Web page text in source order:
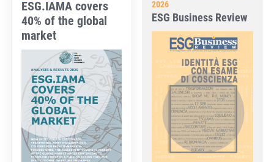
ESG.IAMA covers
40% of the global
market
2026
ESG Business Review